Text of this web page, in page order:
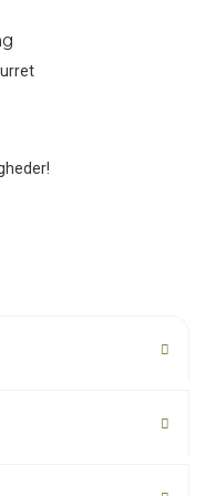
M tilbyder Solution
og funktionalitet.
denne sele en
bevægelse. Solution
der er designet til at
til at
krævende brugere.
Diamonds personale